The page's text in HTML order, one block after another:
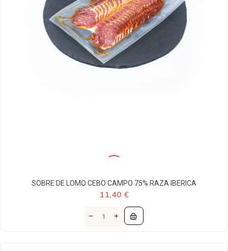
SOBRE DE LOMO CEBO CAMPO 75% RAZA IBERICA
11,40 €